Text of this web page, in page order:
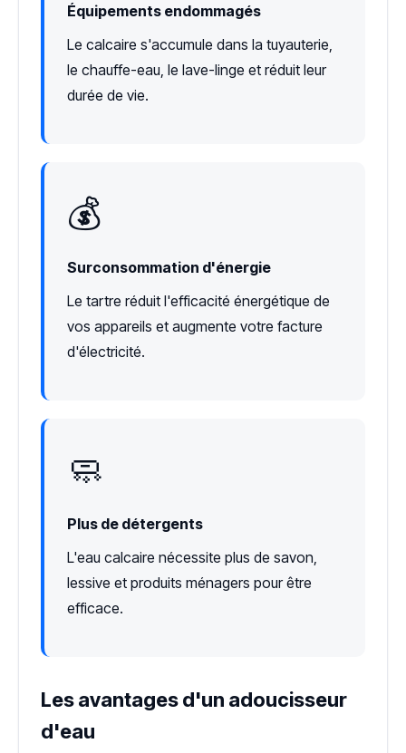
Équipements endommagés
Le calcaire s'accumule dans la tuyauterie,
le chauffe-eau, le lave-linge et réduit leur
durée de vie.
💰
Surconsommation d'énergie
Le tartre réduit l'efficacité énergétique de
vos appareils et augmente votre facture
d'électricité.
🧼
Plus de détergents
L'eau calcaire nécessite plus de savon,
lessive et produits ménagers pour être
efficace.
Les avantages d'un adoucisseur
d'eau